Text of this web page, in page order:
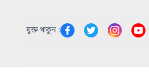
যুক্ত থাকুন :